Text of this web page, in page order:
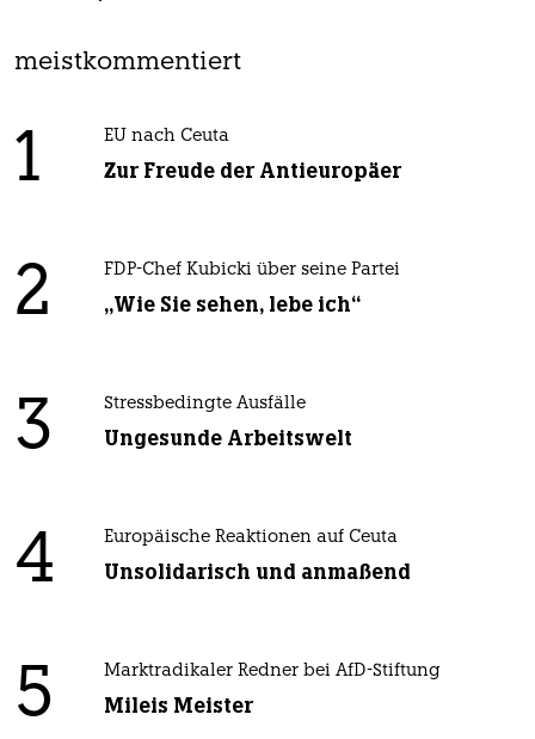
meistkommentiert
1 EU nach Ceuta
Zur Freude der Antieuropäer
2 FDP-Chef Kubicki über seine Partei
„Wie Sie sehen, lebe ich“
3 Stressbedingte Ausfälle
Ungesunde Arbeitswelt
4 Europäische Reaktionen auf Ceuta
Unsolidarisch und anmaßend
5 Marktradikaler Redner bei AfD-Stiftung
Mileis Meister